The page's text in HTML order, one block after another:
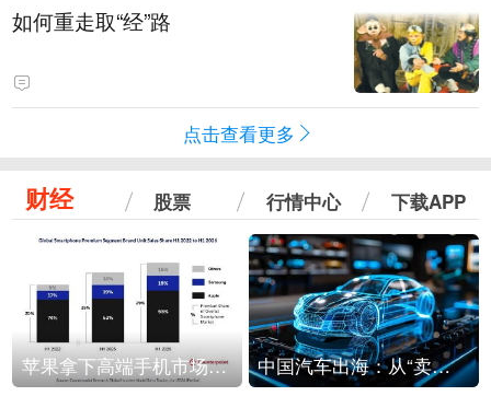
如何重走取“经”路
点击查看更多
财经 股票 行情中心 下载APP
苹果拿下高端手机市场65%的份额：iPhone 17系列功不可没 中国汽车出海：从“卖出去”到“走进去”